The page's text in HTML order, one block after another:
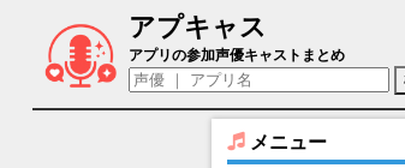
アプキャス
サファイア（声優：かかず
アプリの参加声優キャストまとめ
メニュー